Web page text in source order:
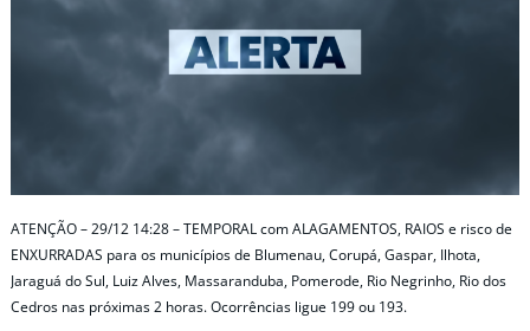
ATENÇÃO – 29/12 14:28 – TEMPORAL com ALAGAMENTOS, RAIOS e risco de
ENXURRADAS para os municípios de Blumenau, Corupá, Gaspar, Ilhota,
Jaraguá do Sul, Luiz Alves, Massaranduba, Pomerode, Rio Negrinho, Rio dos
Cedros nas próximas 2 horas. Ocorrências ligue 199 ou 193.